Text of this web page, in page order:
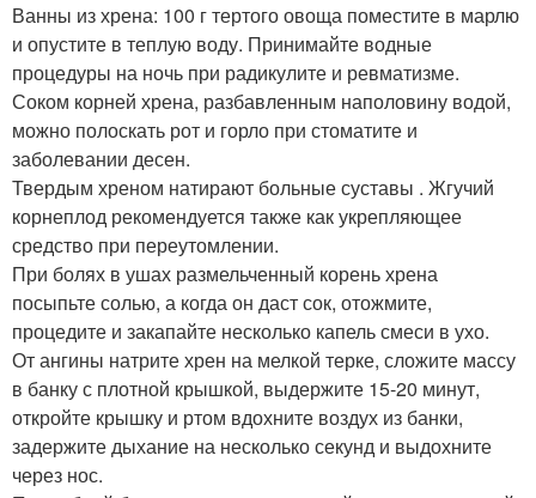
Ванны из хрена: 100 г тертого овоща поместите в марлю
и опустите в теплую воду. Принимайте водные
процедуры на ночь при радикулите и ревматизме.
Соком корней хрена, разбавленным наполовину водой,
можно полоскать рот и горло при стоматите и
заболевании десен.
Твердым хреном натирают больные суставы . Жгучий
корнеплод рекомендуется также как укрепляющее
средство при переутомлении.
При болях в ушах размельченный корень хрена
посыпьте солью, а когда он даст сок, отожмите,
процедите и закапайте несколько капель смеси в ухо.
От ангины натрите хрен на мелкой терке, сложите массу
в банку с плотной крышкой, выдержите 15-20 минут,
откройте крышку и ртом вдохните воздух из банки,
задержите дыхание на несколько секунд и выдохните
через нос.